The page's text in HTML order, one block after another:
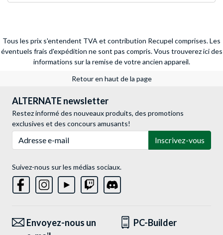
Tous les prix s'entendent TVA et contribution Recupel comprises. Les
éventuels frais d'expédition ne sont pas compris. Vous trouverez ici des
informations sur la remise de votre ancien appareil.
Retour en haut de la page
ALTERNATE newsletter
Restez informé des nouveaux produits, des promotions
exclusives et des concours amusants!
Inscrivez-vous
Suivez-nous sur les médias sociaux.
Envoyez-nous un
PC-Builder